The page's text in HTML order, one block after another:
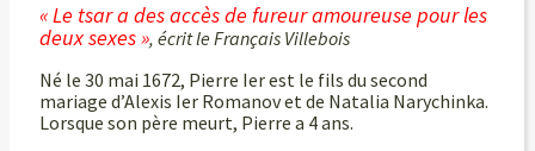
« Le tsar a des accès de fureur amoureuse pour les
deux sexes », écrit le Français Villebois
Né le 30 mai 1672, Pierre Ier est le fils du second
mariage d’Alexis Ier Romanov et de Natalia Narychinka.
Lorsque son père meurt, Pierre a 4 ans.